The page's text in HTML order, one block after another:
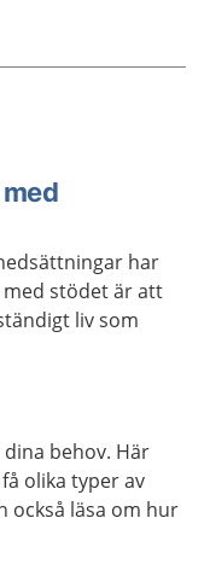
har
stödet är att
liv som
behov. Här
olika typer av
också läsa om hur